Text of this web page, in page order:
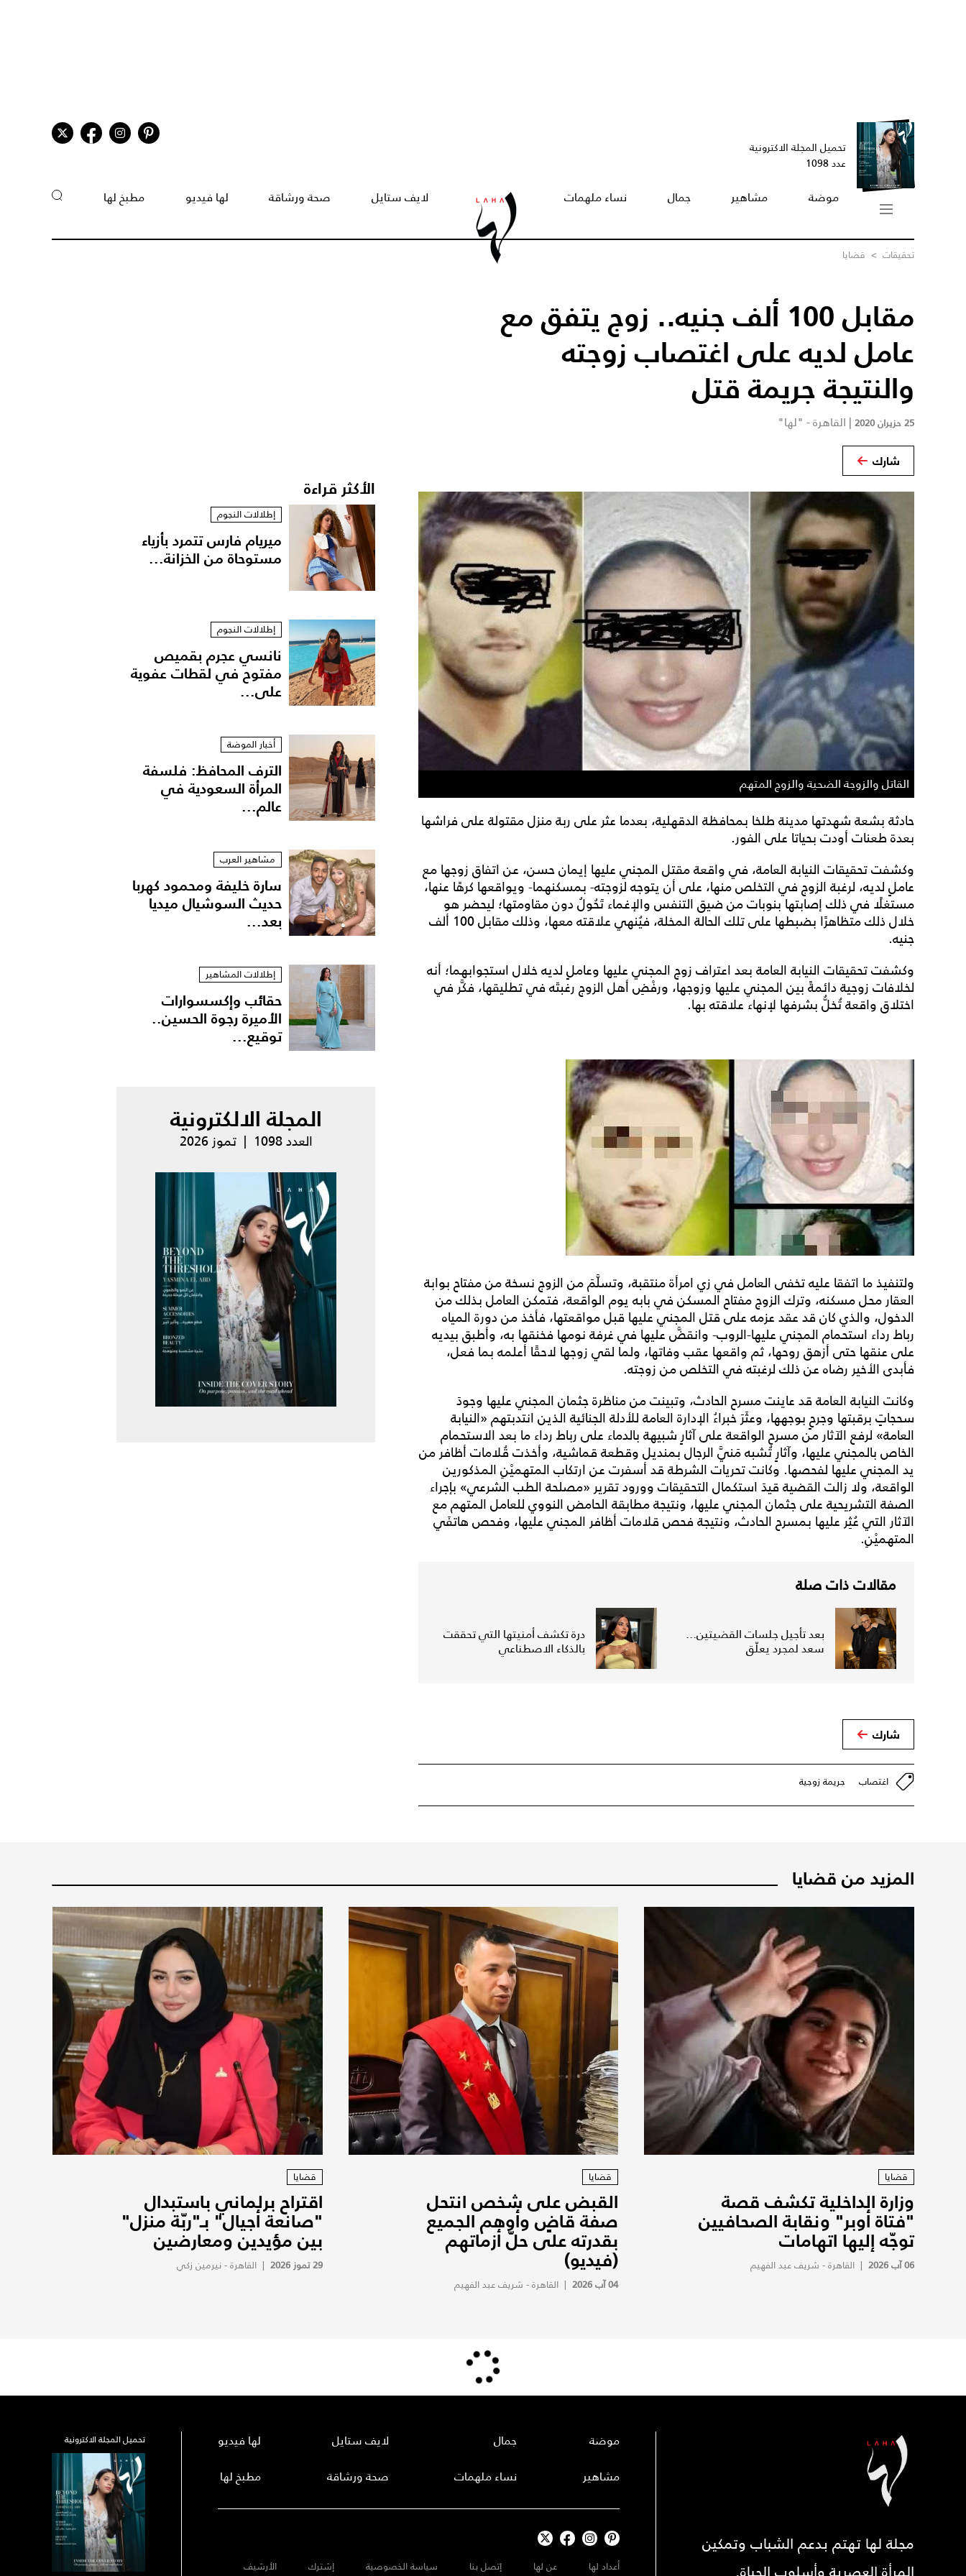
تحميل المجلة الاكترونية
عدد 1098
موضة مشاهير جمال نساء ملهمات لايف ستايل صحة ورشاقة لها فيديو مطبخ لها
تحقيقات > قضايا
مقابل 100 ألف جنيه.. زوج يتفق مع
عامل لديه على اغتصاب زوجته
والنتيجة جريمة قتل
25 حزيران 2020 | القاهرة - "لها"
شارك
القاتل والزوجة الضحية والزوج المتهم
حادثة بشعة شهدتها مدينة طلخا بمحافظة الدقهلية، بعدما عثر على ربة منزل مقتولة على فراشها
بعدة طعنات أودت بحياتا على الفور.
وكشفت تحقيقات النيابة العامة، في واقعة مقتل المجني عليها إيمان حسن، عن اتفاق زوجها مع
عاملٍ لديه، لرغبة الزوج في التخلص منها، على أن يتوجه لزوجته- بمسكنهما- ويواقعها كرهًا عنها،
مستغلًا في ذلك إصابتها بنوبات من ضيق التنفس والإغماء تَحُولُ دون مقاومتها؛ ليحضر هو
خلال ذلك متظاهرًا بضبطها على تلك الحالة المخلة، فيُنهي علاقته معها، وذلك مقابل 100 ألف
جنيه.
وكشفت تحقيقات النيابة العامة بعد اعتراف زوج المجني عليها وعاملٍ لديه خلال استجوابهما؛ أنه
لخلافات زوجية دائمةً بين المجني عليها وزوجها، ورفْضِ أهل الزوج رغبتَه في تطليقها، فكَّر في
اختلاق واقعة تُخلُّ بشرفها لإنهاء علاقته بها.
ولتنفيذ ما اتفقا عليه تخفى العامل في زي امرأة منتقبة، وتسلَّمَ من الزوج نسخة من مفتاح بوابة
العقار محل مسكنه، وترك الزوج مفتاح المسكن في بابه يوم الواقعة، فتمكن العامل بذلك من
الدخول، والذي كان قد عقد عزمه على قتل المجني عليها قبل مواقعتها، فأخذ من دورة المياه
رباط رداء استحمام المجني عليها-الروب- وانقضَّ عليها في غرفة نومها فخنقها به، وأطبق بيديه
على عنقها حتى أزهق روحها، ثم واقعها عقب وفاتها، ولما لقي زوجها لاحقًا أعلمه بما فعل،
فأبدى الأخير رضاه عن ذلك لرغبته في التخلص من زوجته.
وكانت النيابة العامة قد عاينت مسرح الحادث، وتبينت من مناظرة جثمان المجني عليها وجودَ
سحجاتٍ برقبتها وجرحٍ بوجهها، وعثَرَ خبراءُ الإدارة العامة للأدلة الجنائية الذين انتدبتهم «النيابة
العامة» لرفع الآثار من مسرح الواقعة على آثارٍ شبيهة بالدماء على رباط رداء ما بعد الاستحمام
الخاص بالمجني عليها، وآثارٍ تُشبه مَنيَّ الرجال بمنديل وقطعة قماشية، وأخذت قُلامات أظافر من
يد المجني عليها لفحصها. وكانت تحريات الشرطة قد أسفرت عن ارتكاب المتهميْنِ المذكورين
الواقعة، ولا زالت القضية قيدَ استكمال التحقيقات وورود تقرير «مصلحة الطب الشرعي» بإجراء
الصفة التشريحية على جثمان المجني عليها، ونتيجة مطابقة الحامض النووي للعامل المتهم مع
الآثار التي عُثِر عليها بمسرح الحادث، ونتيجة فحص قلامات أظافر المجني عليها، وفحص هاتفَي
المتهميْنِ.
مقالات ذات صلة
بعد تأجيل جلسات القضيتين...
سعد لمجرد يعلّق
درة تكشف أمنيتها التي تحققت
بالذكاء الاصطناعي
شارك
اغتصاب جريمة زوجية
الأكثر قراءة
إطلالات النجوم
ميريام فارس تتمرد بأزياء
مستوحاة من الخزانة...
إطلالات النجوم
نانسي عجرم بقميص
مفتوح في لقطات عفوية
على...
أخبار الموضة
الترف المحافظ: فلسفة
المرأة السعودية في
عالم...
مشاهير العرب
سارة خليفة ومحمود كهربا
حديث السوشيال ميديا
بعد...
إطلالات المشاهير
حقائب وإكسسوارات
الأميرة رجوة الحسين..
توقيع...
المجلة الالكترونية
العدد 1098 | تموز 2026
المزيد من قضايا
قضايا
وزارة الداخلية تكشف قصة
"فتاة أوبر" ونقابة الصحافيين
توجّه إليها اتهامات
06 آب 2026 | القاهرة - شريف عبد الفهيم
قضايا
القبض على شخص انتحل
صفة قاضٍ وأوهم الجميع
بقدرته على حلّ أزماتهم
(فيديو)
04 آب 2026 | القاهرة - شريف عبد الفهيم
قضايا
اقتراح برلماني باستبدال
"صانعة أجيال" بـ"ربّة منزل"
بين مؤيدين ومعارضين
29 تموز 2026 |القاهرة - نيرمين زكي
مجلة لها تهتم بدعم الشباب وتمكين
موضة
مشاهير
جمال
نساء ملهمات
لايف ستايل
صحة ورشاقة
لها فيديو
مطبخ لها
أعداد لها عن لها إتصل بنا سياسة الخصوصية إشترك الأرشيف
تحميل المجلة الاكترونية